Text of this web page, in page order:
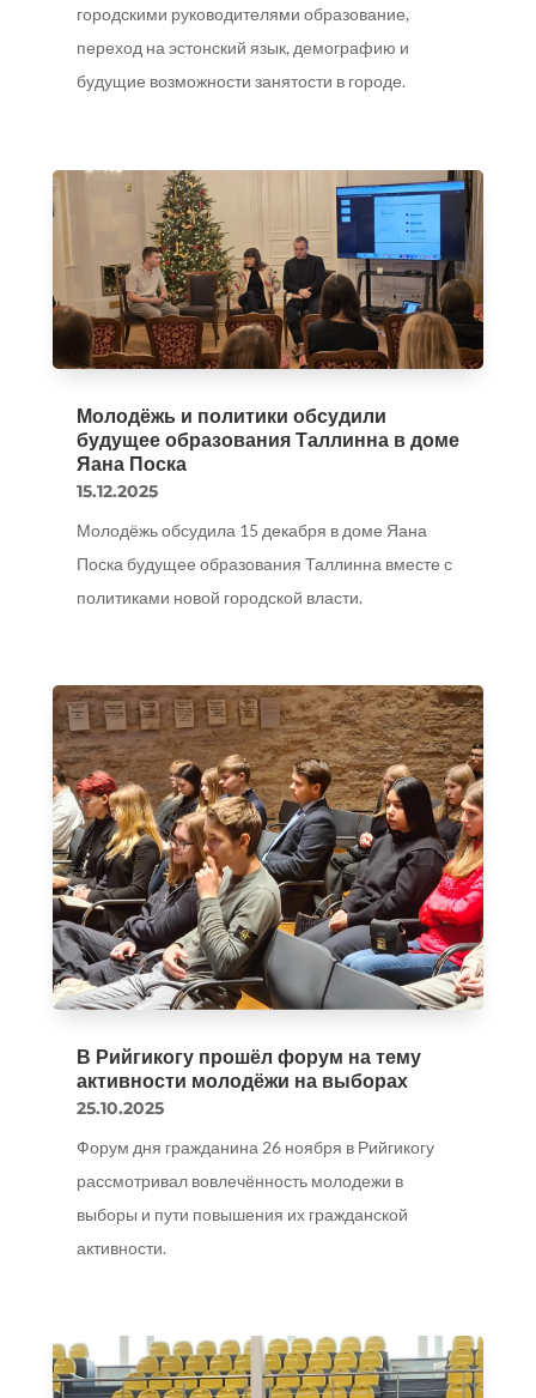
городскими руководителями образование,
переход на эстонский язык, демографию и
будущие возможности занятости в городе.
Молодёжь и политики обсудили
будущее образования Таллинна в доме
Яана Поска
15.12.2025
Молодёжь обсудила 15 декабря в доме Яана
Поска будущее образования Таллинна вместе с
политиками новой городской власти.
В Рийгикогу прошёл форум на тему
активности молодёжи на выборах
25.10.2025
Форум дня гражданина 26 ноября в Рийгикогу
рассмотривал вовлечённость молодежи в
выборы и пути повышения их гражданской
активности.